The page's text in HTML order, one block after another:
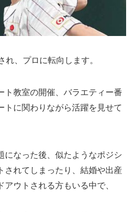
れ、プロに転向します。
ト教室の開催、バラエティー番
トに関わりながら活躍を見せて
になった後、似たようなポジシ
されてしまったり、結婚や出産
ウトされる方もいる中で、